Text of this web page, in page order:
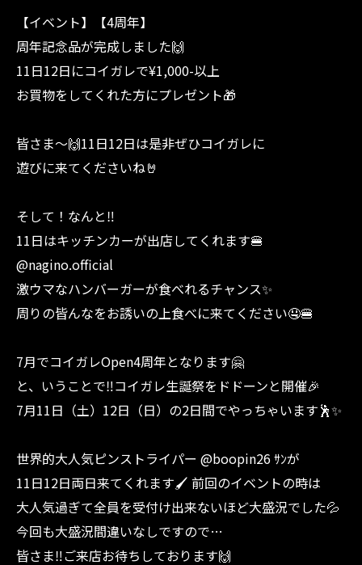
【イベント】【4周年】
周年記念品が完成しました🙌
11日12日にコイガレで¥1,000-以上
お買物をしてくれた方にプレゼント🎁
皆さま〜🙌11日12日は是非ぜひコイガレに
遊びに来てくださいね🤘
そして！なんと‼︎
11日はキッチンカーが出店してくれます🍔
@nagino.official
激ウマなハンバーガーが食べれるチャンス✨
周りの皆んなをお誘いの上食べに来てください🤤🍔
7月でコイガレOpen4周年となります🤗
と、いうことで‼︎コイガレ生誕祭をドドーンと開催🎉
7月11日（土）12日（日）の2日間でやっちゃいます🕺✨
世界的大人気ピンストライパー @boopin26 ｻﾝが
11日12日両日来てくれます🖌️ 前回のイベントの時は
大人気過ぎて全員を受付け出来ないほど大盛況でした💦
今回も大盛況間違いなしですので…
皆さま‼︎ご来店お待ちしております🙌